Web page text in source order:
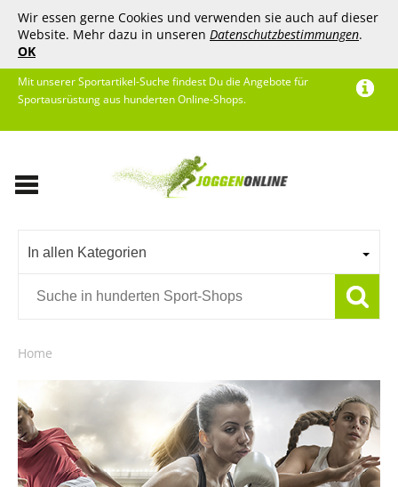
Wir essen gerne Cookies und verwenden sie auch auf dieser
Website. Mehr dazu in unseren Datenschutzbestimmungen.
OK
Mit unserer Sportartikel-Suche findest Du die Angebote für
Sportausrüstung aus hunderten Online-Shops.
In allen Kategorien
Home